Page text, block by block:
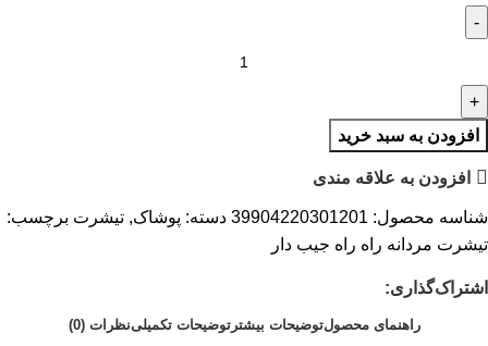
افزودن به سبد خرید
افزودن به علاقه مندی
شناسه محصول: 39904220301201 دسته: پوشاک, تیشرت برچسب:
تیشرت مردانه راه راه جیب دار
اشتراک‌گذاری:
راهنمای محصولتوضیحات بیشترتوضیحات تکمیلینظرات (0)